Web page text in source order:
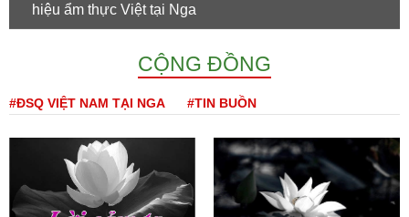
hiệu ẩm thực Việt tại Nga
CỘNG ĐỒNG
#ĐSQ VIỆT NAM TẠI NGA #TIN BUỒN